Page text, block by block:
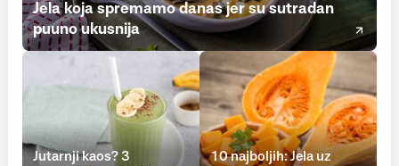
Jela koja spremamo danas jer su sutradan
puuno ukusnija
Jutarnji kaos? 3
10 najboljih: Jela uz